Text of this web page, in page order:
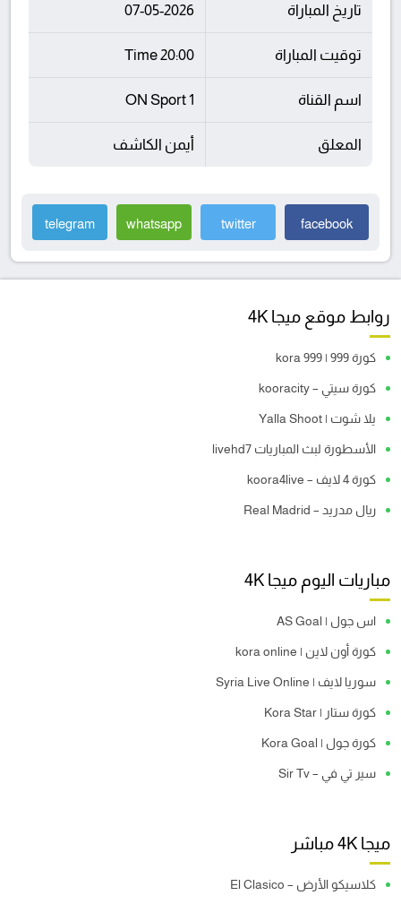
تاريخ المباراة 07-05-2026
توقيت المباراة 20:00 Time
اسم القناة ON Sport 1
المعلق أيمن الكاشف
facebook
twitter
whatsapp
telegram
روابط موقع ميجا 4K
كورة 999 | kora 999
كورة سيتي – kooracity
يلا شوت | Yalla Shoot
الأسطورة لبث المباريات livehd7
كورة 4 لايف – koora4live
ريال مدريد – Real Madrid
مباريات اليوم ميجا 4K
اس جول | AS Goal
كورة أون لاين | kora online
سوريا لايف | Syria Live Online
كورة ستار | Kora Star
كورة جول | Kora Goal
سير تي في – Sir Tv
ميجا 4K مباشر
كلاسيكو الأرض – El Clasico